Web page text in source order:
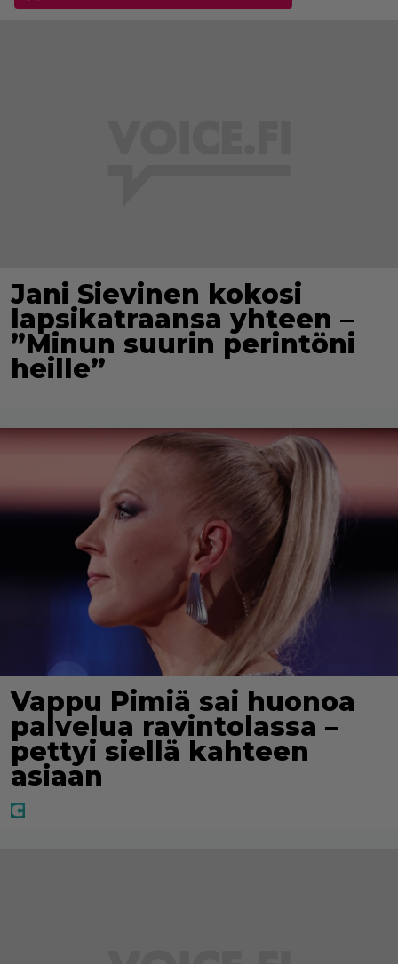
Jani Sievinen kokosi
lapsikatraansa yhteen –
”Minun suurin perintöni
heille”
Vappu Pimiä sai huonoa
palvelua ravintolassa –
pettyi siellä kahteen
asiaan